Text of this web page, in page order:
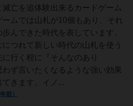
滅亡を追体験出来るカードゲーム
ムでは山札が10個もあり、それ
歩んできた時代を表しています。
つれて新しい時代の山札を使う
行く程に『そんなのあり
わず言いたくなるような強い効果
きます。イノ...
前）